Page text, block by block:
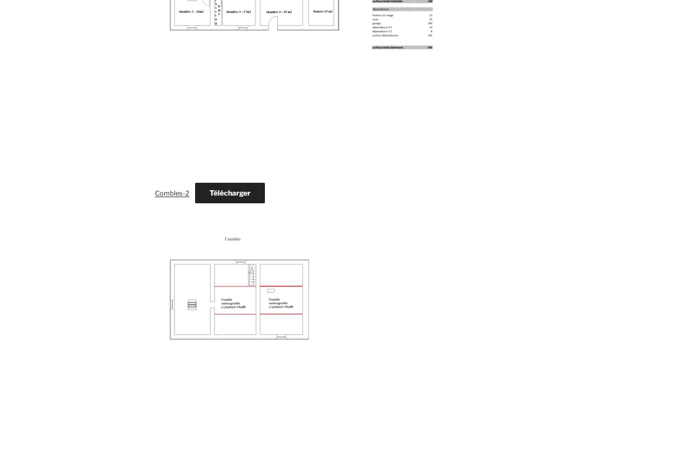
Combles-2 Télécharger